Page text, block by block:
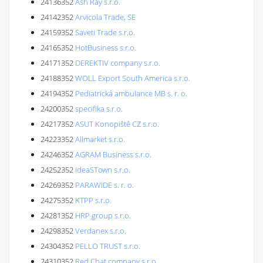
24142352Arvicola Trade, SE
24159352Saveti Trade s.r.o.
24165352 HotBusiness s.r.o.
24171352 DEREKTIV company s.r.o.
24188352WOLL Export South America s.r.o.
24194352 Pediatrická ambulance MB s. r. o.
24200352specifika s.r.o.
24217352ASUT Konopiště CZ s.r.o.
24223352Allmarket s.r.o.
24246352AGRAM Business s.r.o.
24252352 ideaSTown s.r.o.
24269352 PARAWIDE s. r. o.
24275352 KTPP s.r.o.
24281352 HRP group s.r.o.
24298352Verdanex s.r.o.
24304352 PELLO TRUST s.r.o.